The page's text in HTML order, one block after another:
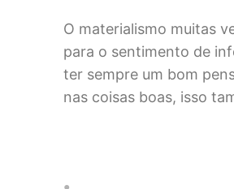
O materialismo muitas
para o sentimento de
ter sempre um bom
nas coisas boas, isso